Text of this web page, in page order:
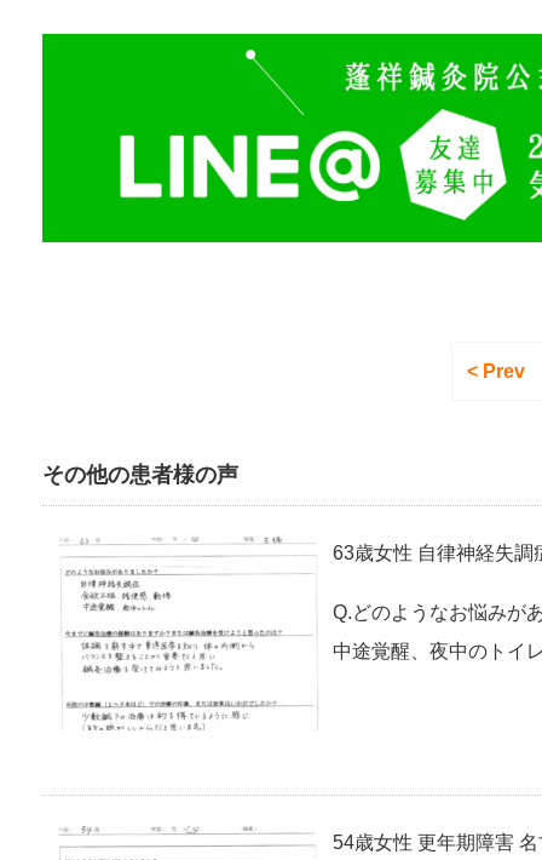
< Prev
その他の患者様の声
63歳女性 自律神経失調
Q.どのようなお悩みが
中途覚醒、夜中のトイ
54歳女性 更年期障害